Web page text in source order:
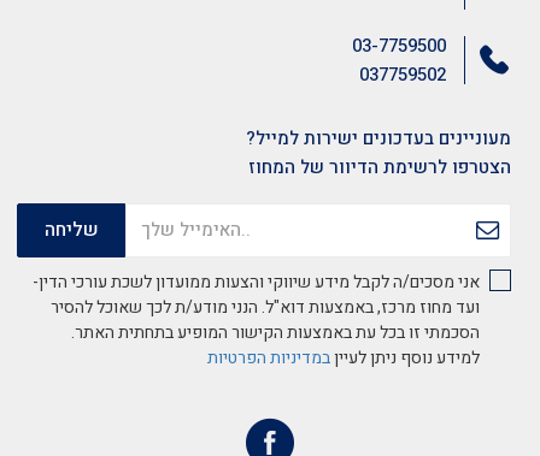
03-7759500
037759502
מעוניינים בעדכונים ישירות למייל?
הצטרפו לרשימת הדיוור של המחוז
אני מסכים/ה לקבל מידע שיווקי והצעות ממועדון לשכת עורכי הדין-
ועד מחוז מרכז, באמצעות דוא"ל. הנני מודע/ת לכך שאוכל להסיר
הסכמתי זו בכל עת באמצעות הקישור המופיע בתחתית האתר.
למידע נוסף ניתן לעייןבמדיניות הפרטיות